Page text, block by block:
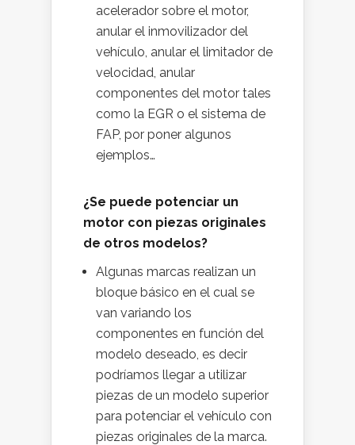
acelerador sobre el motor,
anular el inmovilizador del
vehículo, anular el limitador de
velocidad, anular
componentes del motor tales
como la EGR o el sistema de
FAP, por poner algunos
ejemplos…
¿Se puede potenciar un
motor con piezas originales
de otros modelos?
Algunas marcas realizan un
bloque básico en el cual se
van variando los
componentes en función del
modelo deseado, es decir
podríamos llegar a utilizar
piezas de un modelo superior
para potenciar el vehículo con
piezas originales de la marca.